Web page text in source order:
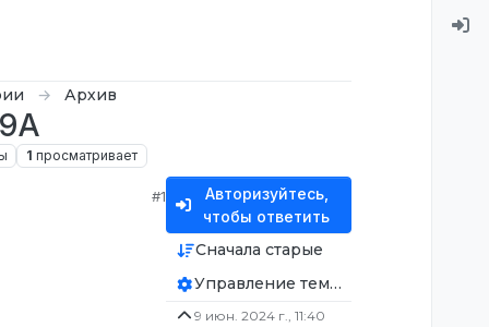
Архив
1 просматривает
#1
Авторизуйтесь,
чтобы ответить
Сначала старые
Управление темой
9 июн. 2024 г., 11:40